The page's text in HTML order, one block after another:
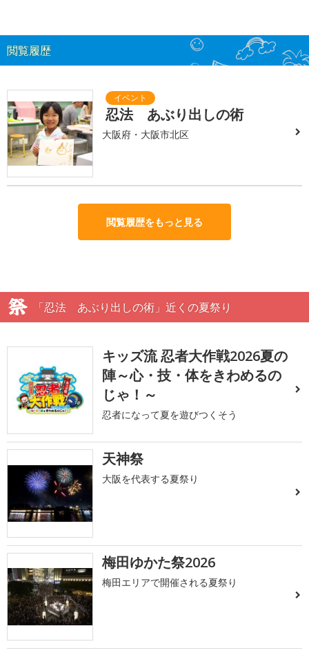
閲覧履歴
忍法 あぶり出しの術
大阪府・大阪市北区
閲覧履歴をもっと見る
「忍法 あぶり出しの術」近くの夏祭り
キッズ流 忍者大作戦2026夏の
陣～心・技・体をきわめるの
じゃ！～
忍者になって夏を遊びつくそう
天神祭
大阪を代表する夏祭り
梅田ゆかた祭2026
梅田エリアで開催される夏祭り